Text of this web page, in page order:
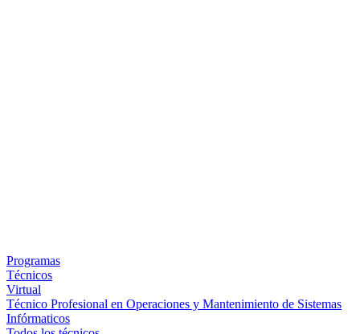
Programas
Técnicos
Virtual
Técnico Profesional en Operaciones y Mantenimiento de Sistemas
Infórmaticos